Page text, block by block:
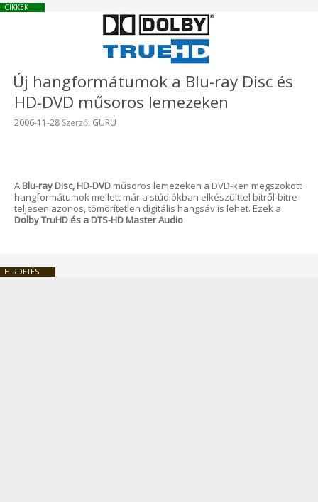
CIKKEK
Új hangformátumok a Blu-ray Disc és
HD-DVD műsoros lemezeken
Beküldve:
2006-11-28 Szerző: GURU
A Blu-ray Disc, HD-DVD műsoros lemezeken a DVD-ken megszokott
hangformátumok mellett már a stúdiókban elkészülttel bitről-bitre
teljesen azonos, tömörítetlen digitális hangsáv is lehet. Ezek a
Dolby TruHD és a DTS-HD Master Audio
HIRDETÉS